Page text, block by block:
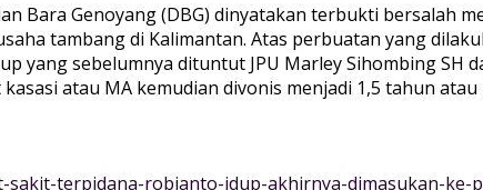
Bara Genoyang (DBG) dinyatakan terbukti bersalah
tambang di Kalimantan. Atas perbuatan yang
yang sebelumnya dituntut JPU Marley Sihombing SH
atau MA kemudian divonis menjadi 1,5 tahun
terpidana-robianto-idup-akhirnya-dimasukan-ke-